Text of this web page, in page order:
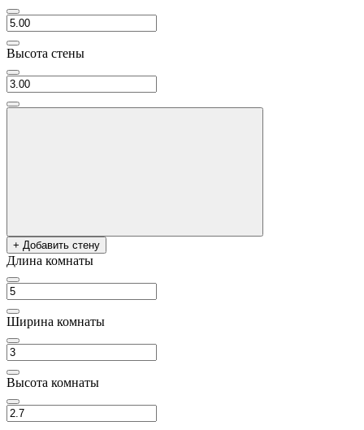
Высота стены
+ Добавить стену
Длина комнаты
Ширина комнаты
Высота комнаты